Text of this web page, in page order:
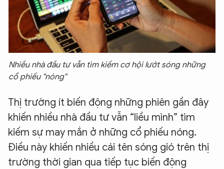
Nhiều nhà đầu tư vẫn tìm kiếm cơ hội lướt sóng những
cổ phiếu "nóng"
Thị trường ít biến động những phiên gần đây
khiến nhiều nhà đầu tư vẫn “liều mình” tìm
kiếm sự may mắn ở những cổ phiếu nóng.
Điều này khiến nhiều cái tên sóng gió trên thị
trường thời gian qua tiếp tục biến động